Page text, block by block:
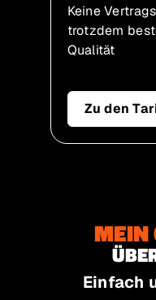
Keine
trotzdem
Qualität
Zu den
MEIN
Einfach